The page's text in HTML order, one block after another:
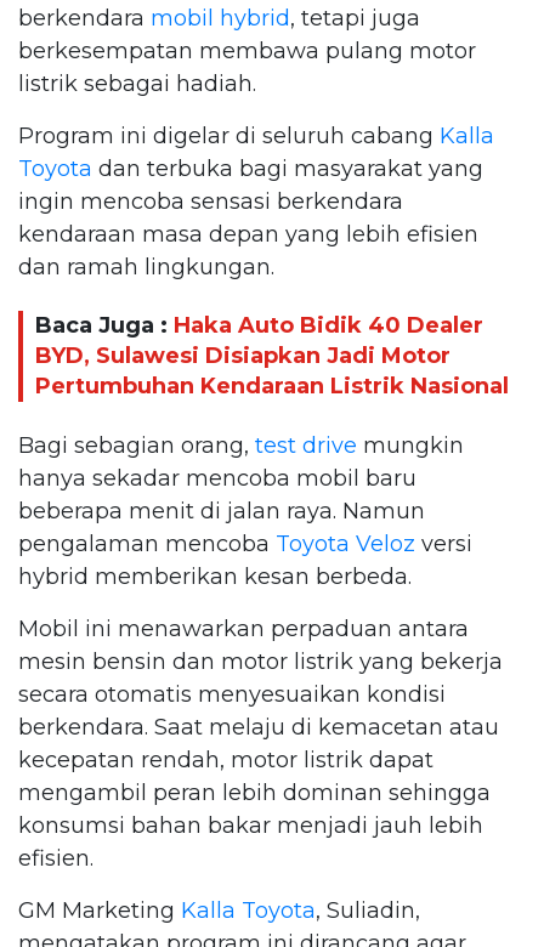
berkendara mobil hybrid, tetapi juga
berkesempatan membawa pulang motor
listrik sebagai hadiah.
Program ini digelar di seluruh cabang Kalla
Toyota dan terbuka bagi masyarakat yang
ingin mencoba sensasi berkendara
kendaraan masa depan yang lebih efisien
dan ramah lingkungan.
Baca Juga : Haka Auto Bidik 40 Dealer
BYD, Sulawesi Disiapkan Jadi Motor
Pertumbuhan Kendaraan Listrik Nasional
Bagi sebagian orang, test drive mungkin
hanya sekadar mencoba mobil baru
beberapa menit di jalan raya. Namun
pengalaman mencoba Toyota Veloz versi
hybrid memberikan kesan berbeda.
Mobil ini menawarkan perpaduan antara
mesin bensin dan motor listrik yang bekerja
secara otomatis menyesuaikan kondisi
berkendara. Saat melaju di kemacetan atau
kecepatan rendah, motor listrik dapat
mengambil peran lebih dominan sehingga
konsumsi bahan bakar menjadi jauh lebih
efisien.
GM Marketing Kalla Toyota, Suliadin,